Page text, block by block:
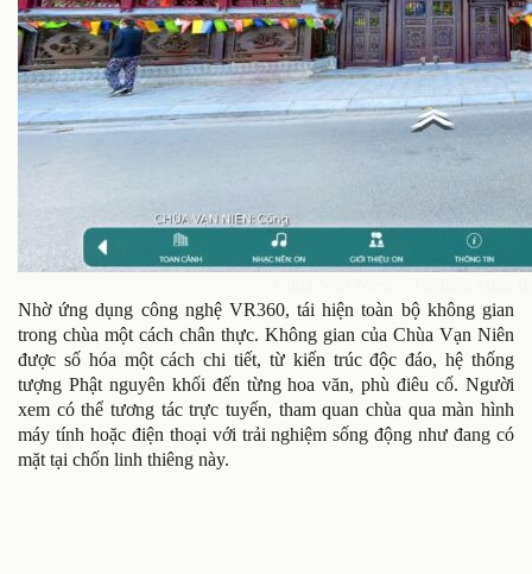
Nhờ ứng dụng công nghệ VR360, tái hiện toàn bộ không gian
trong chùa một cách chân thực. Không gian của Chùa Vạn Niên
được số hóa một cách chi tiết, từ kiến trúc độc đáo, hệ thống
tượng Phật nguyên khối đến từng hoa văn, phù điêu cổ. Người
xem có thể tương tác trực tuyến, tham quan chùa qua màn hình
máy tính hoặc điện thoại với trải nghiệm sống động như đang có
mặt tại chốn linh thiêng này.